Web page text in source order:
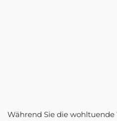
Während Sie die